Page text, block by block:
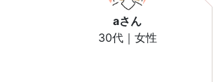
aさん
30代｜女性